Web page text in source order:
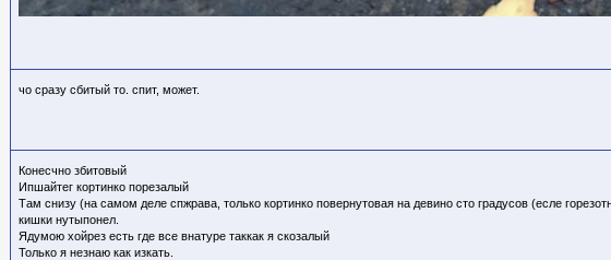
чо сразу сбитый то. спит, может.
Конесчно збитовый
Ипшайтег кортинко порезалый
Там снизу (на самом деле спжрава, только кортинко повернутовая на девино сто градусов (есле
кишки нутыпонел.
Ядумою хойрез есть где все внатуре таккак я скозалый
Только я незнаю как изкать.